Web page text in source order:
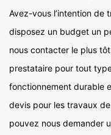
Avez-vous l’intention de
disposez un budget un
nous contacter le plus
prestataire pour tout
fonctionnement durable
devis pour les travaux
pouvez nous demander